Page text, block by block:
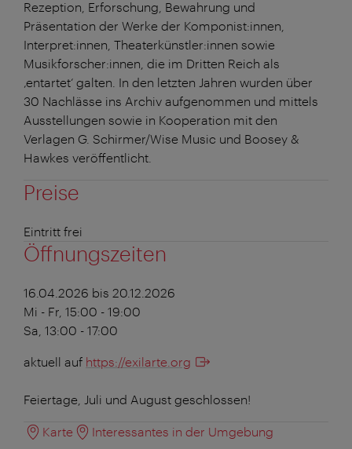
Rezeption, Erforschung, Bewahrung und
Präsentation der Werke der Komponist:innen,
Interpret:innen, Theaterkünstler:innen sowie
Musikforscher:innen, die im Dritten Reich als
‚entartet‘ galten. In den letzten Jahren wurden über
30 Nachlässe ins Archiv aufgenommen und mittels
Ausstellungen sowie in Kooperation mit den
Verlagen G. Schirmer/Wise Music und Boosey &
Hawkes veröffentlicht.
Preise
Eintritt frei
Öffnungszeiten
16.04.2026 bis 20.12.2026
Mi - Fr, 15:00 - 19:00
Sa, 13:00 - 17:00
aktuell auf https://exilarte.org
Feiertage, Juli und August geschlossen!
Karte Interessantes in der Umgebung